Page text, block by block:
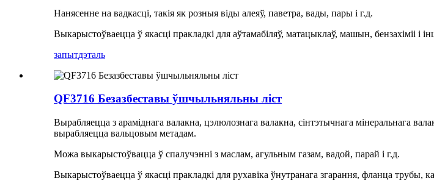
Нанясенне на вадкасці, такія як розныя віды алеяў, паветра, вады, пары і г.д.
Выкарыстоўваецца ў якасці пракладкі для аўтамабіляў, матацыклаў, машын, бензахіміі і
запытдэталь
QF3716 Безазбеставы ўшчыльняльны ліст
Вырабляецца з араміднага валакна, цэлюлознага валакна, сінтэтычнага мінеральнага
вырабляецца вальцовым метадам.
Можа выкарыстоўвацца ў спалучэнні з маслам, агульным газам, вадой, парай і г.д.
Выкарыстоўваецца ў якасці пракладкі для рухавіка ўнутранага згарання, фланца трубы,